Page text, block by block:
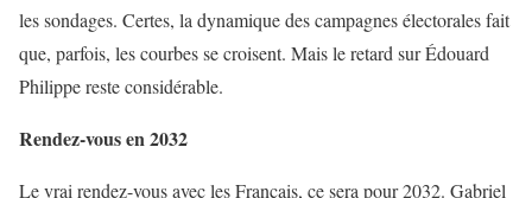
les sondages. Certes, la dynamique des campagnes électorales fait
que, parfois, les courbes se croisent. Mais le retard sur Édouard
Philippe reste considérable.
Rendez-vous en 2032
Le vrai rendez-vous avec les Français, ce sera pour 2032. Gabriel